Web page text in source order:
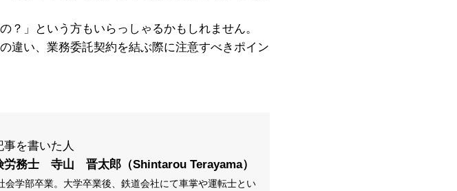
」という方もいらっしゃるかもしれません。
違い、業務委託契約を結ぶ際に注意すべきポイン
を書いた人
労務士 寺山 晋太郎（Shintarou Terayama）
会学部卒業。大学卒業後、鉄道会社にて車掌や運転士とい